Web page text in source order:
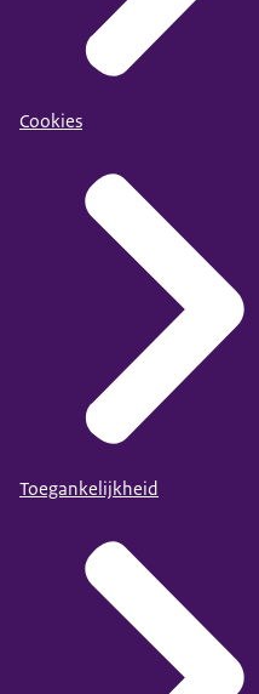
Cookies
Toegankelijkheid